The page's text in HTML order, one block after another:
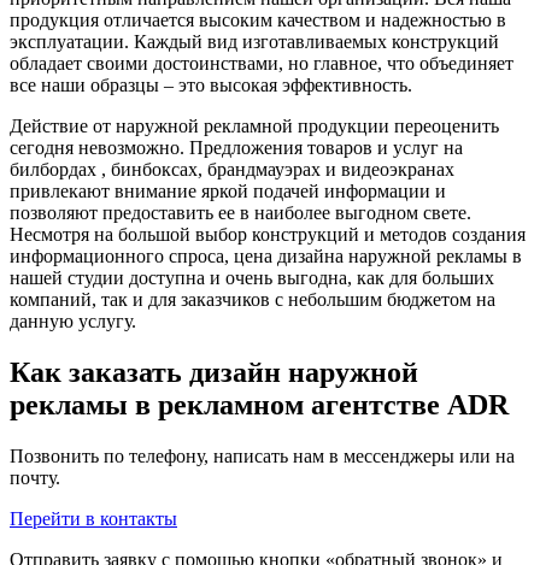
продукция отличается высоким качеством и надежностью в
эксплуатации. Каждый вид изготавливаемых конструкций
обладает своими достоинствами, но главное, что объединяет
все наши образцы – это высокая эффективность.
Действие от наружной рекламной продукции переоценить
сегодня невозможно. Предложения товаров и услуг на
билбордах , бинбоксах, брандмауэрах и видеоэкранах
привлекают внимание яркой подачей информации и
позволяют предоставить ее в наиболее выгодном свете.
Несмотря на большой выбор конструкций и методов создания
информационного спроса, цена дизайна наружной рекламы в
нашей студии доступна и очень выгодна, как для больших
компаний, так и для заказчиков с небольшим бюджетом на
данную услугу.
Как заказать дизайн наружной
рекламы в рекламном агентстве ADR
Позвонить по телефону, написать нам в мессенджеры или на
почту.
Перейти в контакты
Отправить заявку с помощью кнопки «обратный звонок» и